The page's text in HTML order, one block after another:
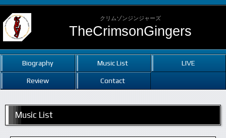
クリムゾンジンジャーズ
TheCrimsonGingers
Biography Music List LIVE
Review Contact
Music List